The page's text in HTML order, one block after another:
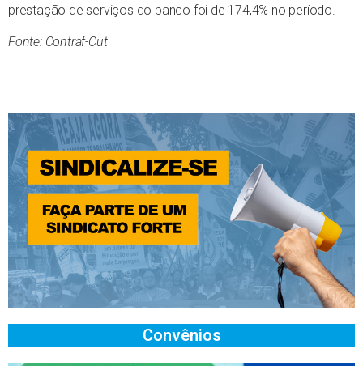
prestação de serviços do banco foi de 174,4% no período.
Fonte: Contraf-Cut
Convênios